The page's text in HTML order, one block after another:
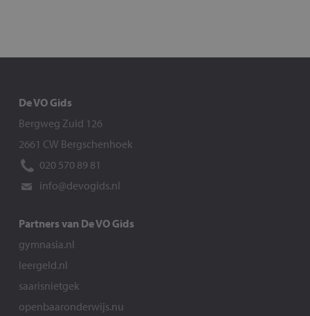
De VO Gids
Bergweg Zuid 126
2661 CW Bergschenhoek
020 570 89 81
info@devogids.nl
Partners van De VO Gids
gymnasia.nl
leergeld.nl
saarisnietgek
openbaaronderwijs.nu